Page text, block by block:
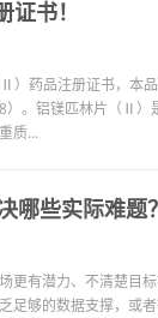
书！
药品注册证书，本
。铝镁匹林片（Ⅱ）
质...
哪些实际难题？
有潜力、不清楚目
够的数据支撑，或